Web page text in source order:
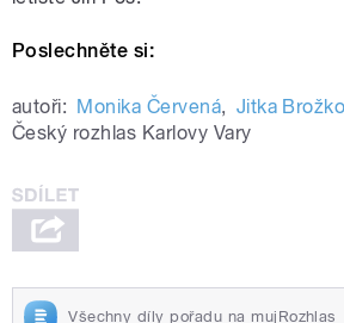
Poslechněte si:
autoři: Monika Červená, Jitka
Český rozhlas Karlovy Vary
Všechny díly pořadu na mujRozhlas